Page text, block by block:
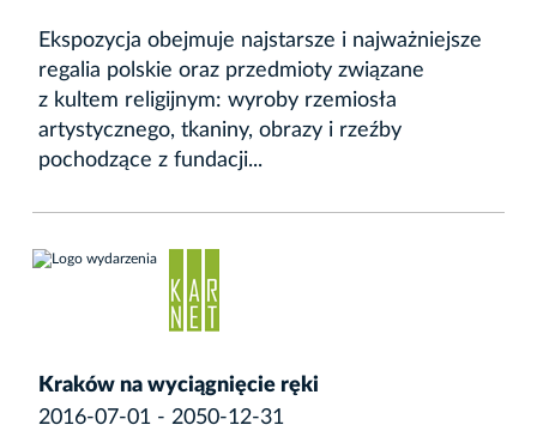
Ekspozycja obejmuje najstarsze i najważniejsze
regalia polskie oraz przedmioty związane
z kultem religijnym: wyroby rzemiosła
artystycznego, tkaniny, obrazy i rzeźby
pochodzące z fundacji...
Kraków na wyciągnięcie ręki
2016-07-01 - 2050-12-31